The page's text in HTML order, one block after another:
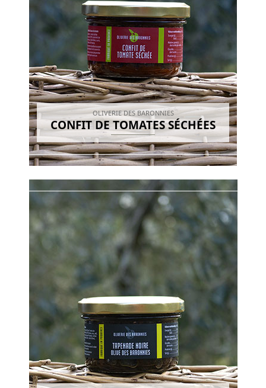
OLIVERIE DES BARONNIES
CONFIT DE TOMATES SÉCHÉES